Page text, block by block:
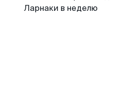
Ларнаки в неделю